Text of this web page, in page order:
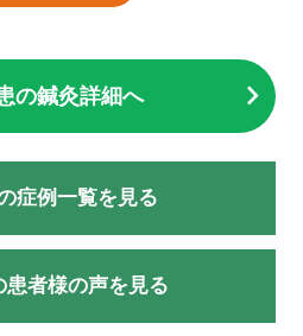
の鍼灸詳細へ
症例一覧を見る
患者様の声を見る